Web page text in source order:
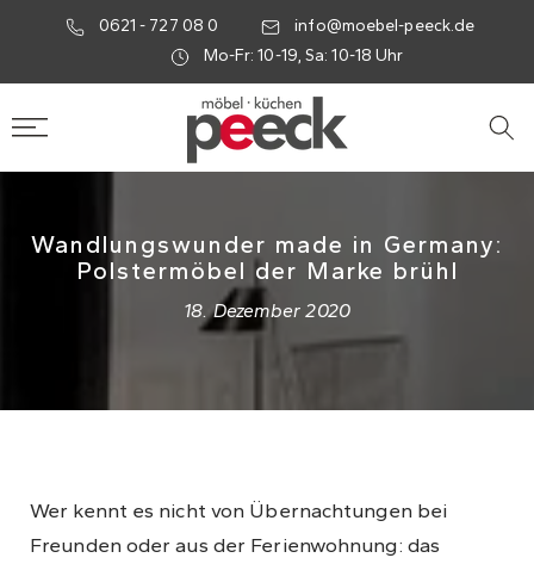
0621 - 727 08 0
info@moebel-peeck.de
Mo-Fr: 10-19, Sa: 10-18 Uhr
Wandlungswunder made in Germany:
Polstermöbel der Marke brühl
18. Dezember 2020
Wer kennt es nicht von Übernachtungen bei
Freunden oder aus der Ferienwohnung: das